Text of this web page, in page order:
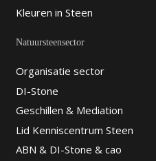
Kleuren in Steen
Natuursteensector
Organisatie sector
DI-Stone
Geschillen & Mediation
Lid Kenniscentrum Steen
ABN & DI-Stone & cao